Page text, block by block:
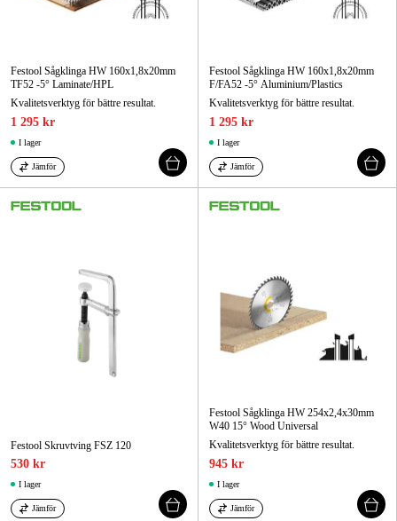
Festool Sågklinga HW 160x1,8x20mm
TF52 -5° Laminate/HPL
Kvalitetsverktyg för bättre resultat.
1 295 kr
I lager
Jämför
Festool Sågklinga HW 160x1,8x20mm
F/FA52 -5° Aluminium/Plastics
Kvalitetsverktyg för bättre resultat.
1 295 kr
I lager
Jämför
Festool Skruvtving FSZ 120
530 kr
I lager
Jämför
Festool Sågklinga HW 254x2,4x30mm
W40 15° Wood Universal
Kvalitetsverktyg för bättre resultat.
945 kr
I lager
Jämför